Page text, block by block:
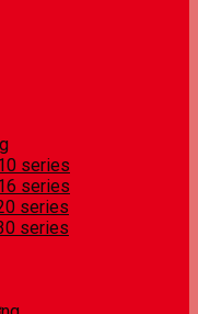
series
series
series
series